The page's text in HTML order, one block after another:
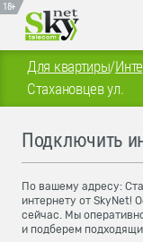
18+
Для квартиры/
Стахановцев ул.
Подключить
По вашему адресу:
интернету от SkyNet!
сейчас. Мы
и подберем